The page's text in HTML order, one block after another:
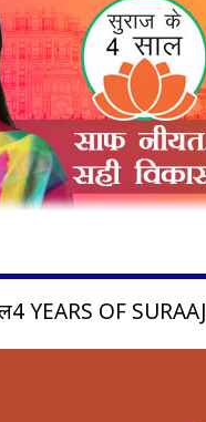
YEARS OF SURAAJ